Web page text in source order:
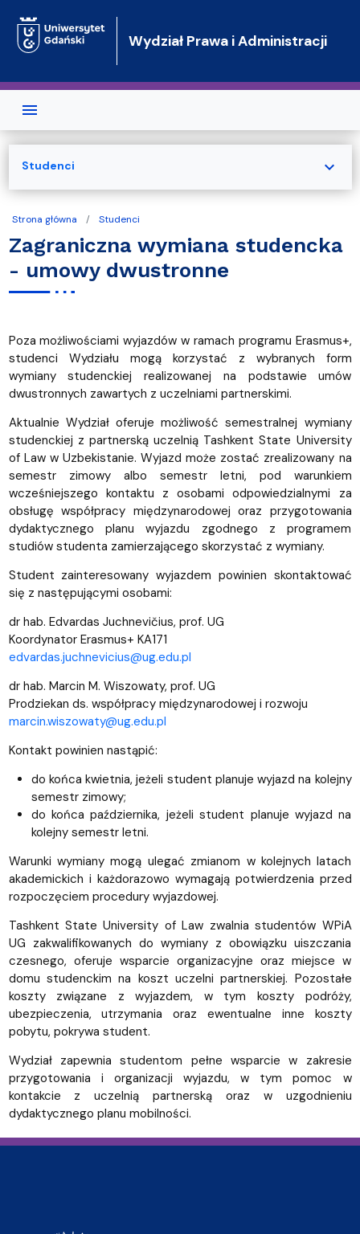
Wydział Prawa i Administracji
Strona główna Studenci
Zagraniczna wymiana studencka
- umowy dwustronne
Poza możliwościami wyjazdów w ramach programu Erasmus+,
studenci Wydziału mogą korzystać z wybranych form
wymiany studenckiej realizowanej na podstawie umów
dwustronnych zawartych z uczelniami partnerskimi.
Aktualnie Wydział oferuje możliwość semestralnej wymiany
studenckiej z partnerską uczelnią Tashkent State University
of Law w Uzbekistanie. Wyjazd może zostać zrealizowany na
semestr zimowy albo semestr letni, pod warunkiem
wcześniejszego kontaktu z osobami odpowiedzialnymi za
obsługę współpracy międzynarodowej oraz przygotowania
dydaktycznego planu wyjazdu zgodnego z programem
studiów studenta zamierzającego skorzystać z wymiany.
Student zainteresowany wyjazdem powinien skontaktować
się z następującymi osobami:
dr hab. Edvardas Juchnevičius, prof. UG
Koordynator Erasmus+ KA171
edvardas.juchnevicius@ug.edu.pl
dr hab. Marcin M. Wiszowaty, prof. UG
Prodziekan ds. współpracy międzynarodowej i rozwoju
marcin.wiszowaty@ug.edu.pl
Kontakt powinien nastąpić:
do końca kwietnia, jeżeli student planuje wyjazd na kolejny
semestr zimowy;
do końca października, jeżeli student planuje wyjazd na
kolejny semestr letni.
Warunki wymiany mogą ulegać zmianom w kolejnych latach
akademickich i każdorazowo wymagają potwierdzenia przed
rozpoczęciem procedury wyjazdowej.
Tashkent State University of Law zwalnia studentów WPiA
UG zakwalifikowanych do wymiany z obowiązku uiszczania
czesnego, oferuje wsparcie organizacyjne oraz miejsce w
domu studenckim na koszt uczelni partnerskiej. Pozostałe
koszty związane z wyjazdem, w tym koszty podróży,
ubezpieczenia, utrzymania oraz ewentualne inne koszty
pobytu, pokrywa student.
Wydział zapewnia studentom pełne wsparcie w zakresie
przygotowania i organizacji wyjazdu, w tym pomoc w
kontakcie z uczelnią partnerską oraz w uzgodnieniu
dydaktycznego planu mobilności.
Studenci expand_more